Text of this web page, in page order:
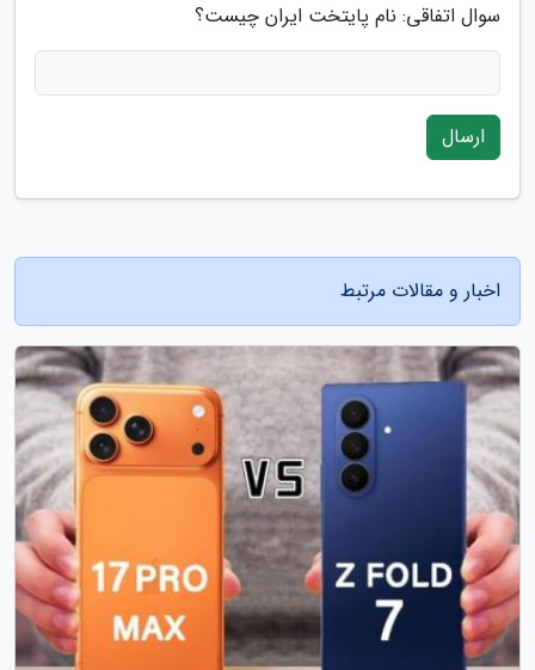
سوال اتفاقی: نام پایتخت ایران چیست؟
ارسال
اخبار و مقالات مرتبط